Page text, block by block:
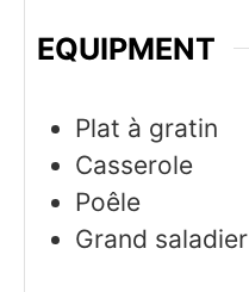
EQUIPMENT
Plat à gratin
Casserole
Poêle
Grand saladier